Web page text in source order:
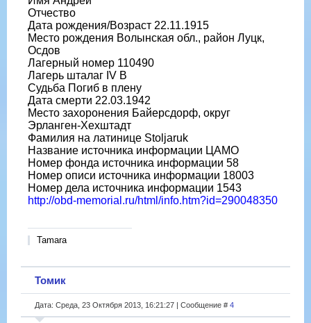
Отчество
Дата рождения/Возраст 22.11.1915
Место рождения Волынская обл., район Луцк,
Осдов
Лагерный номер 110490
Лагерь шталаг IV B
Судьба Погиб в плену
Дата смерти 22.03.1942
Место захоронения Байерсдорф, округ
Эрланген-Хехштадт
Фамилия на латинице Stoljaruk
Название источника информации ЦАМО
Номер фонда источника информации 58
Номер описи источника информации 18003
Номер дела источника информации 1543
http://obd-memorial.ru/html/info.htm?id=290048350
Tamara
Томик
Дата: Среда, 23 Октября 2013, 16:21:27 | Сообщение # 4